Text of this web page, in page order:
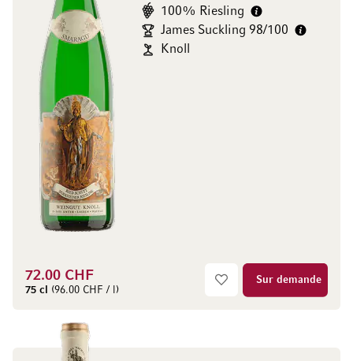
100% Riesling
James Suckling 98/100
Knoll
72.00 CHF
75 cl (96.00 CHF / l)
Sur demande